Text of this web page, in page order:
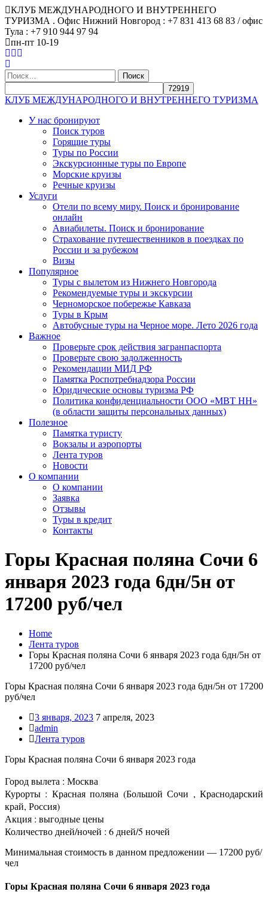
КЛУБ МЕЖДУНАРОДНОГО И ВНУТРЕННЕГО
ТУРИЗМА . Офис Нижний Новгород : +7 831 413 68 83 / офис
Тула : +7 910 944 97 94
пн-пт 10-19
Найти:
КЛУБ МЕЖДУНАРОДНОГО И ВНУТРЕННЕГО ТУРИЗМА
У нас бронируют
Поиск туров
Горящие туры
Туры по России
Экскурсионные туры по Европе
Морские круизы
Речные круизы
Услуги
Отели по всему миру. Поиск и бронирование
онлайн
Авиабилеты. Поиск и бронирование
Страхование путешественников в поездках по
России и за рубежом
Визы
Популярное
Туры с вылетом из Нижнего Новгорода
Рекомендуемые туры и экскурсии
Черноморское побережье Кавказа
Туры в Крым
Автобусные туры на Черное море. Лето 2026 года
Важное
Проверьте срок действия загранпаспорта
Проверьте свою задолженность
Рекомендации МИД РФ
Памятка Роспотребнадзора России
Юридические основы туризма РФ
Политика конфиденциальности ООО «МВТ НН»
(в области защиты персональных данных)
Полезное
Памятка туристу
Вокзалы и аэропорты
Лента туров
Новости
О компании
О компании
Заявка
Отзывы
Туры в кредит
Контакты
Горы Красная поляна Сочи 6
января 2023 года 6дн/5н от
17200 руб/чел
Home
Лента туров
Горы Красная поляна Сочи 6 января 2023 года 6дн/5н от
17200 руб/чел
Горы Красная поляна Сочи 6 января 2023 года 6дн/5н от 17200
руб/чел
3 января, 2023 7 апреля, 2023
admin
Лента туров
Горы Красная поляна Сочи 6 января 2023 года
Город вылета : Москва
Курорты : Красная поляна (Большой Сочи , Краснодарский
край, Россия)
Акция : выгодные цены
Количество дней/ночей : 6 дней/5 ночей
Минимальная стоимость в данном предложении — 17200 руб/
чел
Горы Красная поляна Сочи 6 января 2023 года